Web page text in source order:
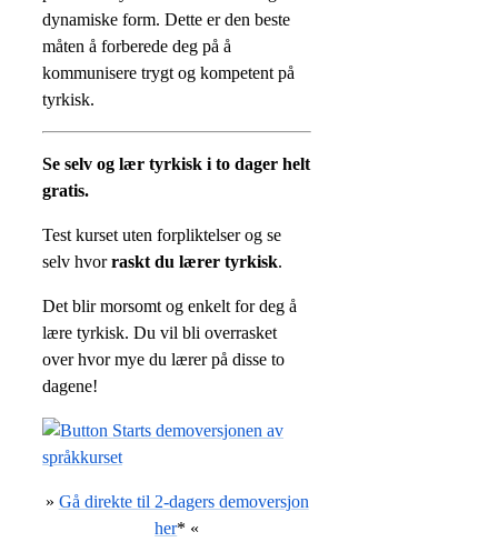
dynamiske form. Dette er den beste
måten å forberede deg på å
kommunisere trygt og kompetent på
tyrkisk.
Se selv og lær tyrkisk i to dager helt
gratis.
Test kurset uten forpliktelser og se
selv hvorraskt du lærer tyrkisk.
Det blir morsomt og enkelt for deg å
lære tyrkisk. Du vil bli overrasket
over hvor mye du lærer på disse to
dagene!
» Gå direkte til 2-dagers demoversjon
her* «